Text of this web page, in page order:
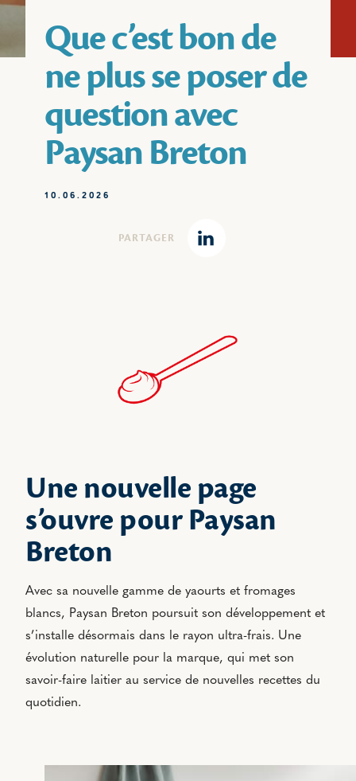
Que c’est bon de
ne plus se poser de
question avec
Paysan Breton
10.06.2026
PARTAGER
Linkedin
Une nouvelle page
s’ouvre pour Paysan
Breton
Avec sa nouvelle gamme de yaourts et fromages
blancs, Paysan Breton poursuit son développement et
s’installe désormais dans le rayon ultra-frais. Une
évolution naturelle pour la marque, qui met son
savoir-faire laitier au service de nouvelles recettes du
quotidien.